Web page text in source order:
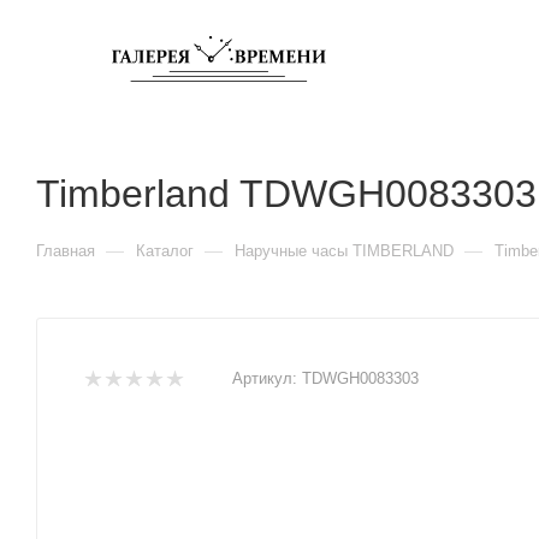
Timberland TDWGH0083303
Главная — Каталог — Наручные часы TIMBERLAND —
Артикул: TDWGH0083303